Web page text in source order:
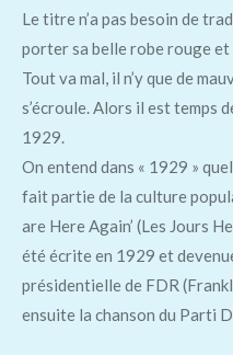
Le titre n’a pas besoin de
porter sa belle robe rouge et
Tout va mal, il n’y que de
s’écroule. Alors il est temps
1929.
On entend dans « 1929 »
fait partie de la culture
are Here Again’ (Les Jours
été écrite en 1929 et
présidentielle de FDR
ensuite la chanson du Parti